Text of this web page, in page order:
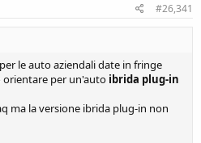
#26,341
le auto aziendali date in fringe
per un'auto ibrida plug-in
ma la versione ibrida plug-in non